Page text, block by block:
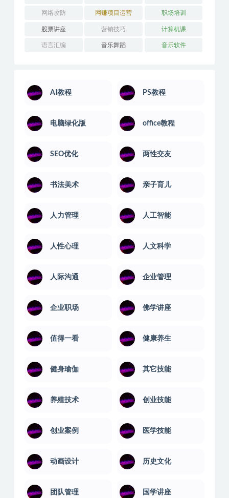
网络攻防 网赚项目运营 职场培训
股票讲座 营销技巧 计算机课
语言汇编 音乐舞蹈 音乐软件
AI教程 PS教程
电脑绿化版 office教程
SEO优化 两性交友
书法美术 亲子育儿
人力管理 人工智能
人性心理 人文科学
人际沟通 企业管理
企业职场 佛学讲座
值得一看 健康养生
健身瑜伽 其它技能
养殖技术 创业技能
创业案例 医学技能
动画设计 历史文化
团队管理 国学讲座